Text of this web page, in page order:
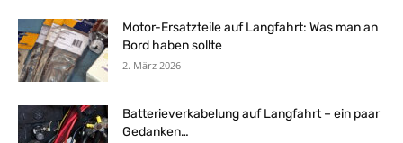
Motor-Ersatzteile auf Langfahrt: Was man an
Bord haben sollte
2. März 2026
Batterieverkabelung auf Langfahrt – ein paar
Gedanken…